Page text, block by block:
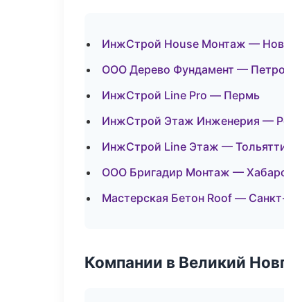
ИнжСтрой House Монтаж —
ООО Дерево Фундамент —
ИнжСтрой Line Pro — Пермь
ИнжСтрой Этаж Инженерия —
ИнжСтрой Line Этаж —
ООО Бригадир Монтаж —
Мастерская Бетон Roof —
Компании в Великий